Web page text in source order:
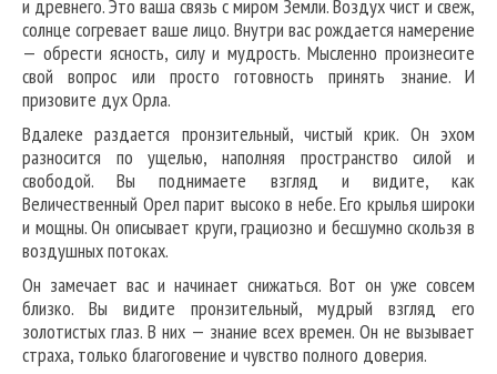
и древнего. Это ваша связь с миром Земли. Воздух чист и свеж,
солнце согревает ваше лицо. Внутри вас рождается намерение
— обрести ясность, силу и мудрость. Мысленно произнесите
свой вопрос или просто готовность принять знание. И
призовите дух Орла.
Вдалеке раздается пронзительный, чистый крик. Он эхом
разносится по ущелью, наполняя пространство силой и
свободой. Вы поднимаете взгляд и видите, как
Величественный Орел парит высоко в небе. Его крылья широки
и мощны. Он описывает круги, грациозно и бесшумно скользя в
воздушных потоках.
Он замечает вас и начинает снижаться. Вот он уже совсем
близко. Вы видите пронзительный, мудрый взгляд его
золотистых глаз. В них — знание всех времен. Он не вызывает
страха, только благоговение и чувство полного доверия.